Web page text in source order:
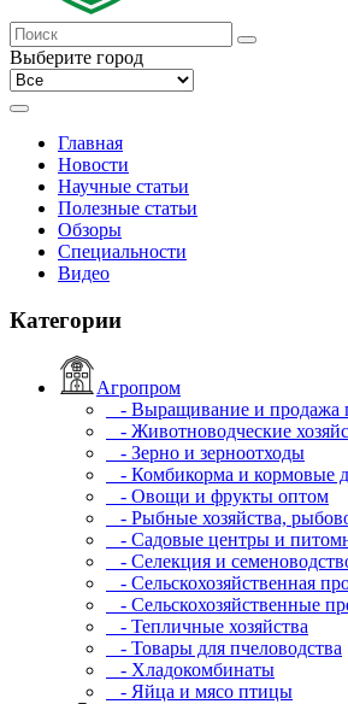
Выберите город
Главная
Новости
Научные статьи
Полезные статьи
Обзоры
Специальности
Видео
Категории
Агропром
- Выращивание и продажа
- Животноводческие
- Зерно и зерноотходы
- Комбикорма и кормовые
- Овощи и фрукты оптом
- Рыбные хозяйства,
- Садовые центры и
- Селекция и
- Сельскохозяйственная
- Сельскохозяйственные
- Тепличные хозяйства
- Товары для пчеловодства
- Хладокомбинаты
- Яйца и мясо птицы